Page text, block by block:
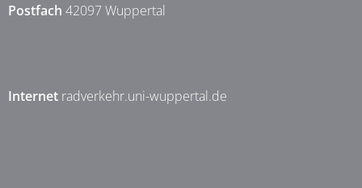
Postfach 42097 Wuppertal
Internet radverkehr.uni-wuppertal.de